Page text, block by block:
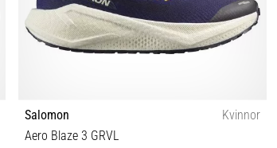
Salomon
Kvinnor
Aero Blaze 3 GRVL